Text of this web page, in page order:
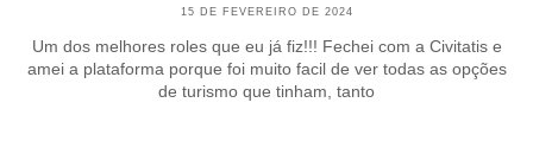
15 DE FEVEREIRO DE 2024
Um dos melhores roles que eu já fiz!!! Fechei com a Civitatis e
amei a plataforma porque foi muito facil de ver todas as opções
de turismo que tinham, tanto